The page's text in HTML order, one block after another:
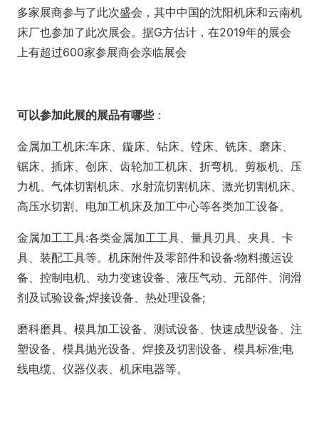
多家展商参与了此次盛会，其中中国的沈阳机床和云南机
床厂也参加了此次展会。据G方估计，在2019年的展会
上有超过600家参展商会亲临展会
可以参加此展的展品有哪些：
金属加工机床:车床、鏇床、钻床、镗床、铣床、磨床、
锯床、插床、创床、齿轮加工机床、折弯机、剪板机、压
力机、气体切割机床、水射流切割机床、激光切割机床、
高压水切割、电加工机床及加工中心等各类加工设备。
金属加工工具:各类金属加工工具、量具刃具、夹具、卡
具、装配工具等。机床附件及零部件和设备:物料搬运设
备、控制电机、动力变速设备、液压气动、元部件、润滑
剂及试验设备;焊接设备、热处理设备;
磨科磨具、模具加工设备、测试设备、快速成型设备、注
塑设备、模具抛光设备、焊接及切割设备、模具标准;电
线电缆、仪器仪表、机床电器等。